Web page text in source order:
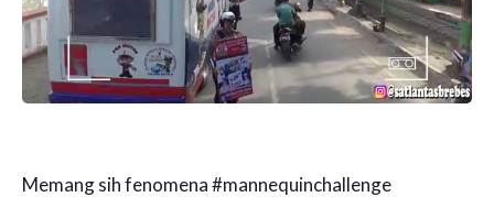
Memang sih fenomena #mannequinchallenge